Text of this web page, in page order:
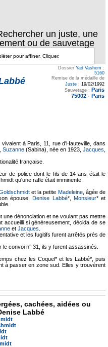
un juste, une
ou de sauvetage
Dossier Yad Vashem :
5160
Remise de la médaille de
Juste : 19/02/1992
Sauvetage : Paris
75002 - Paris
à Paris, 11, rue d'Hauteville, dans
Suzanne (Sabina), née en 1923, Jacques
française.
de police dont le fils de 14 ans était le
qu'une rafle était imminente.
et la petite Madeleine, âgée de
épouse,Denise Labbé*, Monsieur* et
une dénonciation et ne voulant pas mettre
accueilli si généreusement, décida de se
et Jacques
et les fugitifs furent arrêtés près de
convoi n° 31, ils y furent assassinés.
chez les Coquel* et les Labbé*, puis
à passer en zone sud. Elles y trouvèrent
cachées, aidées ou
Labbé